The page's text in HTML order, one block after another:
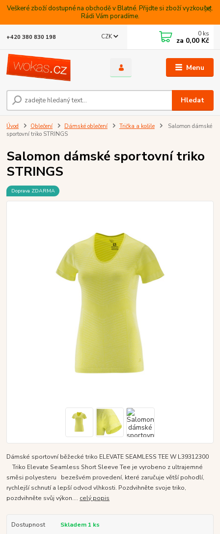
Veškeré zboží dostupné na obchodě v Blatné. Přijdte si zboží vyzkoušet.
Rádi Vám poradíme.
Menu
CZK
Hledat
+420 380 830 198 0 ks
za 0,00 Kč
Úvod Oblečení Dámské oblečení Trička a košile
Salomon dámské
sportovní triko STRINGS
Salomon dámské sportovní triko
STRINGS
Doprava ZDARMA
Dámské sportovní běžecké triko ELEVATE SEAMLESS TEE W L39312300
Triko Elevate Seamless Short Sleeve Tee je vyrobeno z ultrajemné
směsi polyesteru bezešvém provedení, které zaručuje větší pohodlí,
rychlejší schnutí a lepší odvod vlhkosti. Pozdvihněte svoje triko,
pozdvihněte svůj výkon.... celý popis
Dostupnost
Skladem 1 ks